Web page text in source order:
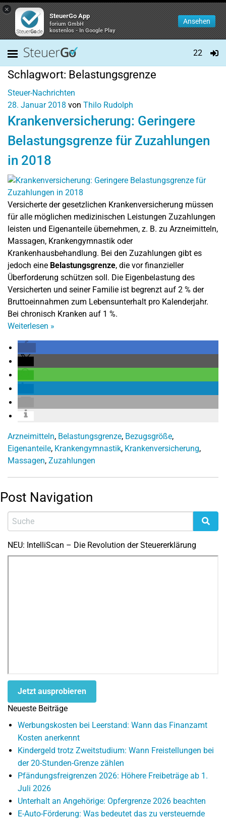
×
SteuerGo App
forium GmbH
kostenlos - In Google Play
Ansehen
22
Schlagwort: Belastungsgrenze
Steuer-Nachrichten
28. Januar 2018 von Thilo Rudolph
Krankenversicherung: Geringere
Belastungsgrenze für Zuzahlungen
in 2018
Versicherte der gesetzlichen Krankenversicherung müssen
für alle möglichen medizinischen Leistungen Zuzahlungen
leisten und Eigenanteile übernehmen, z. B. zu Arzneimitteln,
Massagen, Krankengymnastik oder
Krankenhausbehandlung. Bei den Zuzahlungen gibt es
jedoch eine Belastungsgrenze, die vor finanzieller
Überforderung schützen soll. Die Eigenbelastung des
Versicherten und seiner Familie ist begrenzt auf 2 % der
Bruttoeinnahmen zum Lebensunterhalt pro Kalenderjahr.
Bei chronisch Kranken auf 1 %.
Weiterlesen »
Arzneimitteln, Belastungsgrenze, Bezugsgröße,
Eigenanteile, Krankengymnastik, Krankenversicherung,
Massagen, Zuzahlungen
Post Navigation
NEU: IntelliScan – Die Revolution der Steuererklärung
Jetzt ausprobieren
Neueste Beiträge
Werbungskosten bei Leerstand: Wann das Finanzamt
Kosten anerkennt
Kindergeld trotz Zweitstudium: Wann Freistellungen bei
der 20-Stunden-Grenze zählen
Pfändungsfreigrenzen 2026: Höhere Freibeträge ab 1.
Juli 2026
Unterhalt an Angehörige: Opfergrenze 2026 beachten
E-Auto-Förderung: Was bedeutet das zu versteuernde